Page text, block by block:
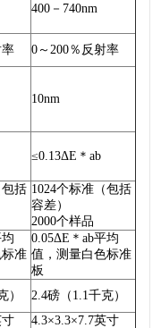
400－740nm
率
0～200％反射率
10nm
≤0.13ΔE＊ab
包括 1024个标准（包括
容差）
2000个样品
准
0.05ΔE＊ab平均
值，测量白色标准
板
） 2.4磅（1.1千克）
寸
4.3×3.3×7.7英寸